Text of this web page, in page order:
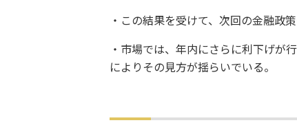
・この結果を受けて、次回の金融政
・市場では、年内にさらに利下げが
によりその見方が揺らいでいる。